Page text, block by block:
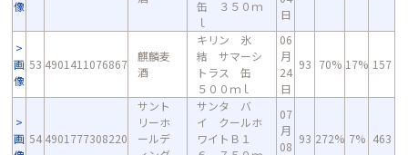
像
缶 ３５０ｍ
ｌ
日
画
像
53 4901411076867
麒麟麦
酒
キリン 氷
結 サマーシ
トラス 缶
５００ｍｌ
06
月
24
日
93 70% 17% 157
画 54 4901777308220
サント
リーホ
ールデ
サンタ バ
イ クールホ
ワイトＢ１
07
月
08
93 272% 7% 463